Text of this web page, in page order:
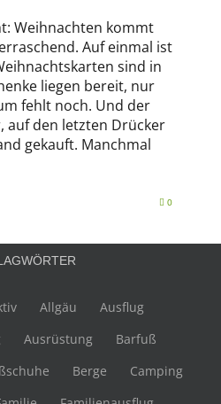
Weihnachten kommt
Auf einmal ist
sind in
liegen bereit, nur
fehlt noch. Und der
auf den letzten Drücker
gekauft. Manchmal
0
Allgäu
Ausflug
Ausrüstung
Barfuß
Berge
Camping